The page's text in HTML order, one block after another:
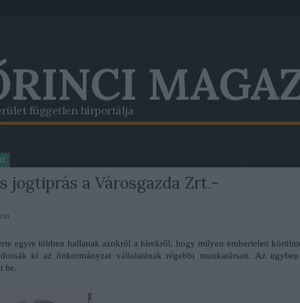
független hírportálja
jogtiprás a Városgazda Zrt.-
egyre többen hallanak azokról a hírekről, hogy milyen embertelen
ki az önkormányzat vállalatának régebbi munkatársait. Az
be.